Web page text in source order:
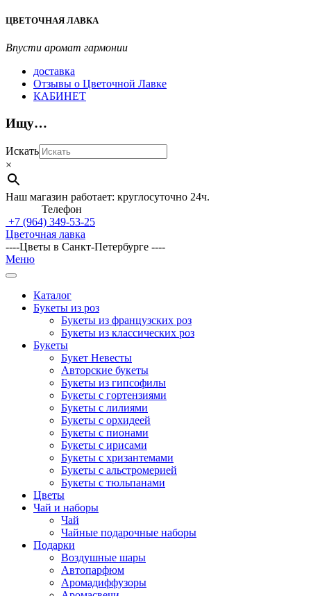
Перейти
содержимому
ЦВЕТОЧНАЯ ЛАВКА
Впусти аромат гармонии
доставка
Отзывы о Цветочной Лавке
КАБИНЕТ
Ищу…
Искать
×
Наш магазин работает: круглосуточно 24ч.
Телефон
+7 (964) 349-53-25
Цветочная лавка
----Цветы в Санкт-Петербурге ----
Главное
навигационное
Меню
Каталог
Букеты из роз
Букеты из французских роз
Букеты из классических роз
Букеты
Букет Невесты
Авторские букеты
Букеты из гипсофилы
Букеты с гортензиями
Букеты с лилиями
Букеты с орхидеей
Букеты с пионами
Букеты с ирисами
Букеты с хризантемами
Букеты с альстромерией
Букеты с тюльпанами
Цветы
Чай и наборы
Чай
Чайные подарочные наборы
Подарки
Воздушные шары
Автопарфюм
Аромадиффузоры